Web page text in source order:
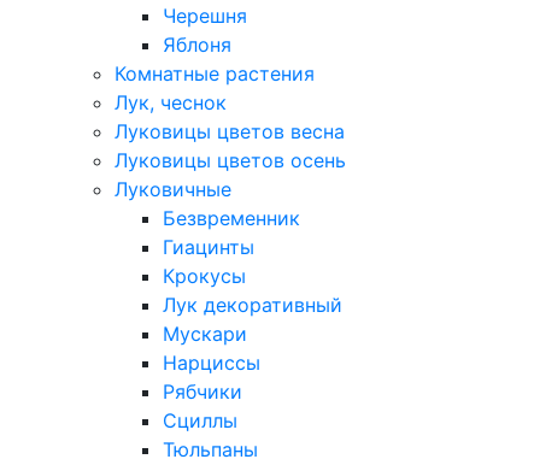
Черешня
Яблоня
Комнатные растения
Лук, чеснок
Луковицы цветов весна
Луковицы цветов осень
Луковичные
Безвременник
Гиацинты
Крокусы
Лук декоративный
Мускари
Нарциссы
Рябчики
Сциллы
Тюльпаны